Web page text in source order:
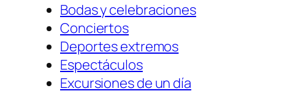
Bodas y celebraciones
Conciertos
Deportes extremos
Espectáculos
Excursiones de un día